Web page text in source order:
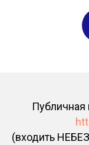
Публичная
(входить